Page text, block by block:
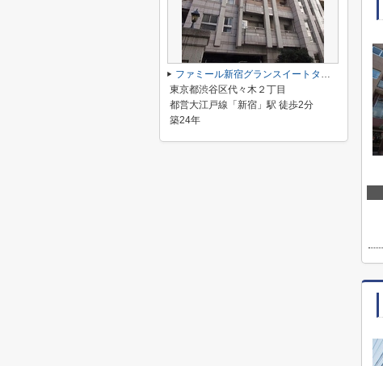
ファミール新宿グランスイートタワー
東京都渋谷区代々木２丁目
都営大江戸線「新宿」駅 徒歩2分
築24年